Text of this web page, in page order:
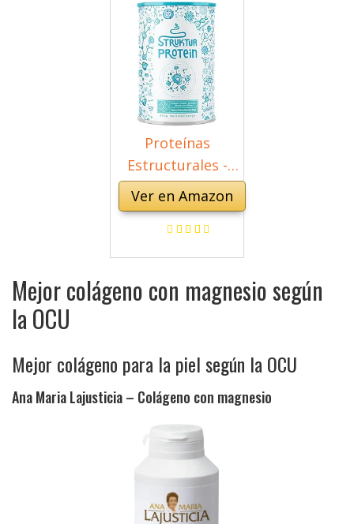
de tipo I, II y III -
Sin aditivos - en
polvo de 450 gr
(Chocolate)
Colágeno marino
de tipo I, II y III -
Sin aditivos -
Colágeno en
polvo de 450 gr
(Frambuesa)
Proteínas
Estructurales -
Colágeno con
elastina marina y
ácido hialurónico,
queratina y silicea
hidrolizado de
aditivos - 450g en
Ver en Amazon
Mejor colágeno con magnesio según
la OCU
Mejor colágeno para la piel según la OCU
Ana Maria Lajusticia – Colágeno con magnesio